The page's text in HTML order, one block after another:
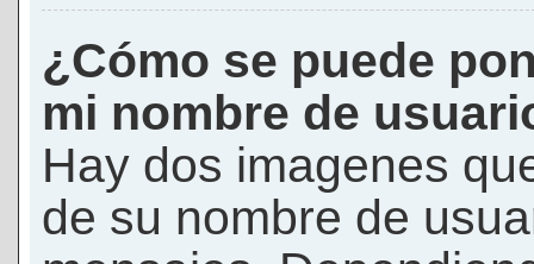
¿Cómo se puede
mi nombre de
Hay dos imagenes
de su nombre de